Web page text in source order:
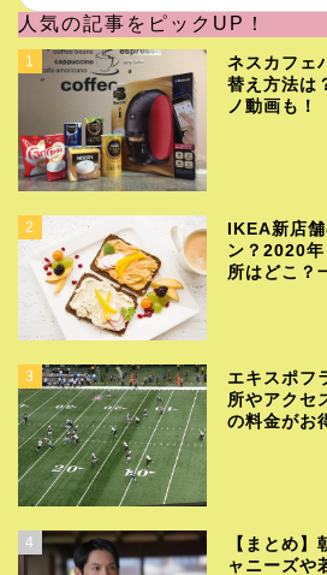
人気の記事をピックUP！
1
ネスカフェ
替え方法は
ノ動画も！
2
IKEA新店
ン？2020
所はどこ？
3
エキスポフ
所やアクセ
の料金がお
4
【まとめ
ャニーズや